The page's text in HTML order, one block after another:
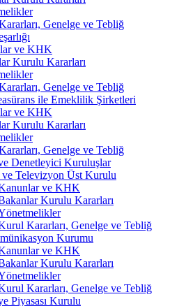
Genelge ve Tebliğ
ve KHK
Kurulu Kararları
Genelge ve Tebliğ
ile Emeklilik Şirketleri
ve KHK
Kurulu Kararları
Genelge ve Tebliğ
Denetleyici Kuruluşlar
Televizyon Üst Kurulu
ve KHK
Kurulu Kararları
Kararları, Genelge ve Tebliğ
Kurumu
ve KHK
Kurulu Kararları
Kararları, Genelge ve Tebliğ
Piyasası Kurulu